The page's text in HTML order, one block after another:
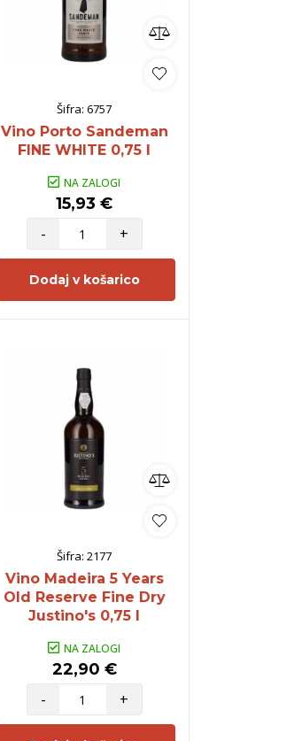
Šifra:6757
Vino Porto Sandeman
FINE WHITE 0,75 l
NA ZALOGI
15,93 €
-
+
Dodaj v košarico
Šifra:2177
Vino Madeira 5 Years
Old Reserve Fine Dry
Justino's 0,75 l
NA ZALOGI
22,90 €
-
+